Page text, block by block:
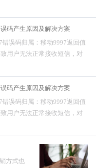
题，互亿无线提供完整解决
码产生原因及解决方案
误码归属：移动9997返回值
用户无法正常接收短信，对
信接口错误码为99...
码产生原因及解决方案
误码归属：移动9997返回值
用户无法正常接收短信，对
信接口错误码为99...
方式也